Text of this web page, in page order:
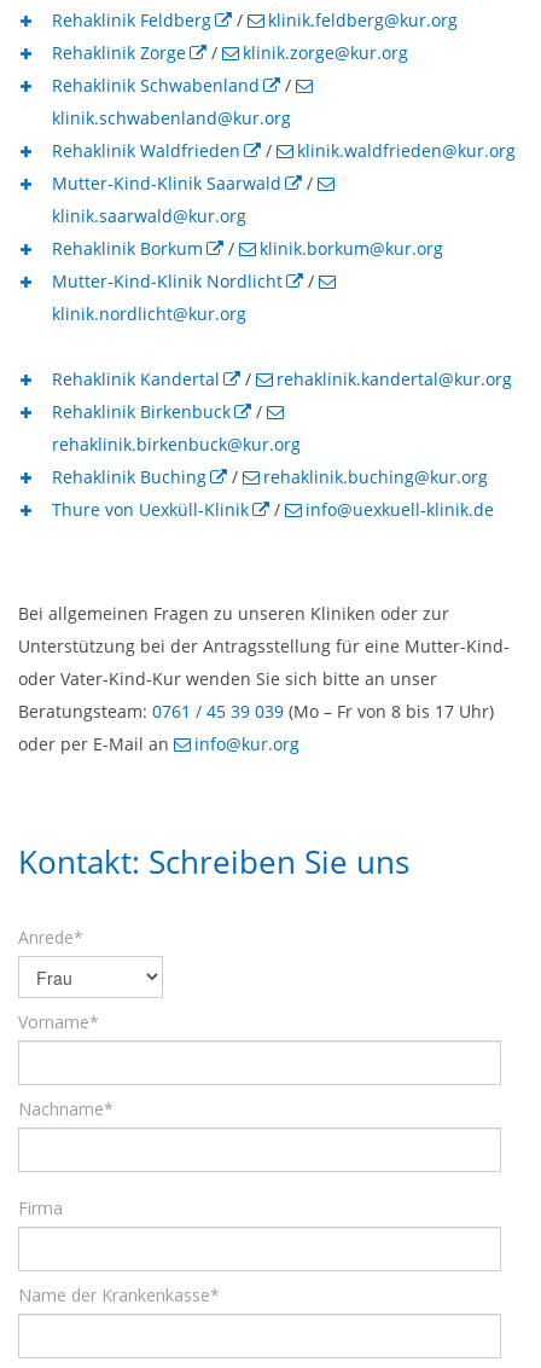
Rehaklinik Feldberg
/
klinik.feldberg@kur.org
Rehaklinik Zorge
/
klinik.zorge@kur.org
Rehaklinik Schwabenland
/
klinik.schwabenland@kur.org
Rehaklinik Waldfrieden
/
klinik.waldfrieden@kur.org
Mutter-Kind-Klinik Saarwald
/
klinik.saarwald@kur.org
Rehaklinik Borkum
/
klinik.borkum@kur.org
Mutter-Kind-Klinik Nordlicht
/
klinik.nordlicht@kur.org
Rehaklinik Kandertal /
rehaklinik.kandertal@kur.org
Rehaklinik Birkenbuck
/
rehaklinik.birkenbuck@kur.org
Rehaklinik Buching
/
rehaklinik.buching@kur.org
Thure von Uexküll-Klinik
/ info@uexkuell-klinik.de
Bei allgemeinen Fragen zu unseren Kliniken oder zur
Unterstützung bei der Antragsstellung für eine Mutter-Kind-
oder Vater-Kind-Kur wenden Sie sich bitte an unser
Beratungsteam: 0761 / 45 39 039 (Mo – Fr von 8 bis 17 Uhr)
oder per E-Mail an
info@kur.org
Kontakt: Schreiben Sie uns